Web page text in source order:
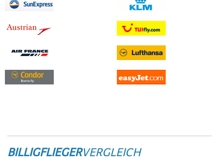
BILLIGFLIEGERVERGLEICH